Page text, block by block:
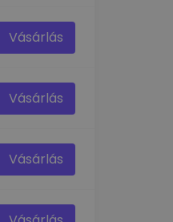
Vásárlás
Vásárlás
Vásárlás